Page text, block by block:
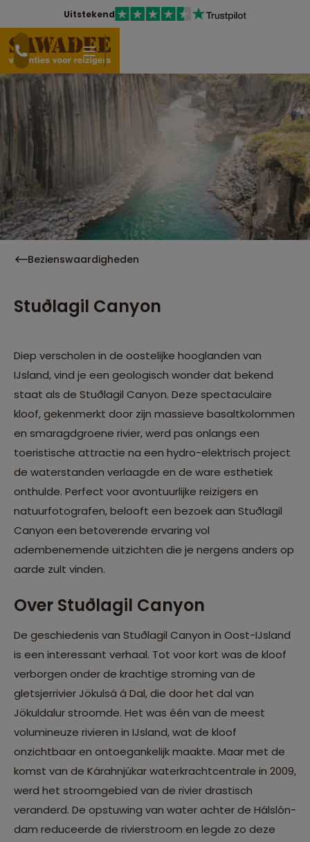
Uitstekend
Bezienswaardigheden
Stuðlagil Canyon
Diep verscholen in de oostelijke hooglanden van
IJsland, vind je een geologisch wonder dat bekend
staat als de Stuðlagil Canyon. Deze spectaculaire
kloof, gekenmerkt door zijn massieve basaltkolommen
en smaragdgroene rivier, werd pas onlangs een
toeristische attractie na een hydro-elektrisch project
de waterstanden verlaagde en de ware esthetiek
onthulde. Perfect voor avontuurlijke reizigers en
natuurfotografen, belooft een bezoek aan Stuðlagil
Canyon een betoverende ervaring vol
adembenemende uitzichten die je nergens anders op
aarde zult vinden.
Over Stuðlagil Canyon
De geschiedenis van Stuðlagil Canyon in Oost-IJsland
is een interessant verhaal. Tot voor kort was de kloof
verborgen onder de krachtige stroming van de
gletsjerrivier Jökulsá á Dal, die door het dal van
Jökuldalur stroomde. Het was één van de meest
volumineuze rivieren in IJsland, wat de kloof
onzichtbaar en ontoegankelijk maakte. Maar met de
komst van de Kárahnjúkar waterkrachtcentrale in 2009,
werd het stroomgebied van de rivier drastisch
veranderd. De opstuwing van water achter de Hálslón-
dam reduceerde de rivierstroom en legde zo deze